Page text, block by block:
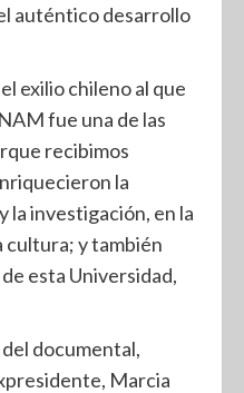
auténtico desarrollo
exilio chileno al que
fue una de las
recibimos
la
la investigación, en la
cultura; y también
esta Universidad,
documental,
Marcia